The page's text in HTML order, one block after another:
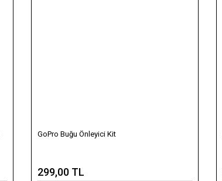
GoPro Buğu Önleyici Kit
299,00 TL